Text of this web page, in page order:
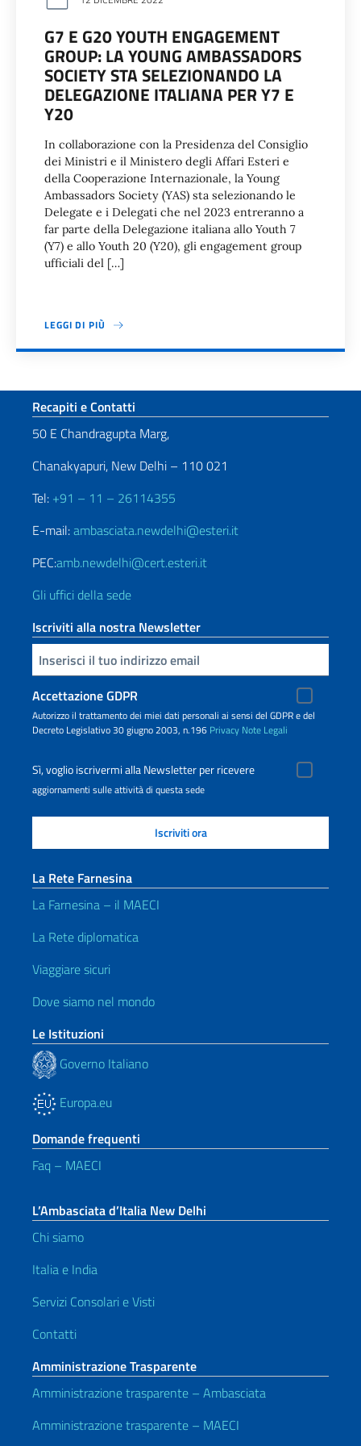
G7 E G20 YOUTH ENGAGEMENT
GROUP: LA YOUNG AMBASSADORS
SOCIETY STA SELEZIONANDO LA
DELEGAZIONE ITALIANA PER Y7 E
Y20
In collaborazione con la Presidenza del Consiglio
dei Ministri e il Ministero degli Affari Esteri e
della Cooperazione Internazionale, la Young
Ambassadors Society (YAS) sta selezionando le
Delegate e i Delegati che nel 2023 entreranno a
far parte della Delegazione italiana allo Youth 7
(Y7) e allo Youth 20 (Y20), gli engagement group
ufficiali del […]
LEGGI DI PIÙ
Paginazione
Sezione footer
Recapiti e Contatti
50 E Chandragupta Marg,
Chanakyapuri, New Delhi – 110 021
Tel: +91 – 11 – 26114355
E-mail:ambasciata.newdelhi@esteri.it
PEC:amb.newdelhi@cert.esteri.it
Gli uffici della sede
Iscriviti alla nostra Newsletter
Inserisci la tua email
Accettazione GDPR
Autorizzo il trattamento dei miei dati personali ai sensi del GDPR e del
Decreto Legislativo 30 giugno 2003, n.196 Privacy Note Legali
Sì, voglio iscrivermi alla Newsletter per ricevere
aggiornamenti sulle attività di questa sede
La Rete Farnesina
La Farnesina – il MAECI
La Rete diplomatica
Viaggiare sicuri
Dove siamo nel mondo
Le Istituzioni
Governo Italiano
Europa.eu
Domande frequenti
Faq – MAECI
L’Ambasciata d’Italia New Delhi
Chi siamo
Italia e India
Servizi Consolari e Visti
Contatti
Amministrazione Trasparente
Amministrazione trasparente – Ambasciata
Amministrazione trasparente – MAECI